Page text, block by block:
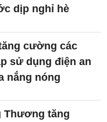
dịp nghỉ hè
cường các
sử dụng điện an
nắng nóng
Thương tăng